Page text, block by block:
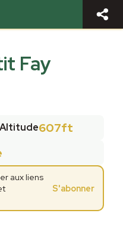
Fay
Altitude607ft
aux liens
S'abonner